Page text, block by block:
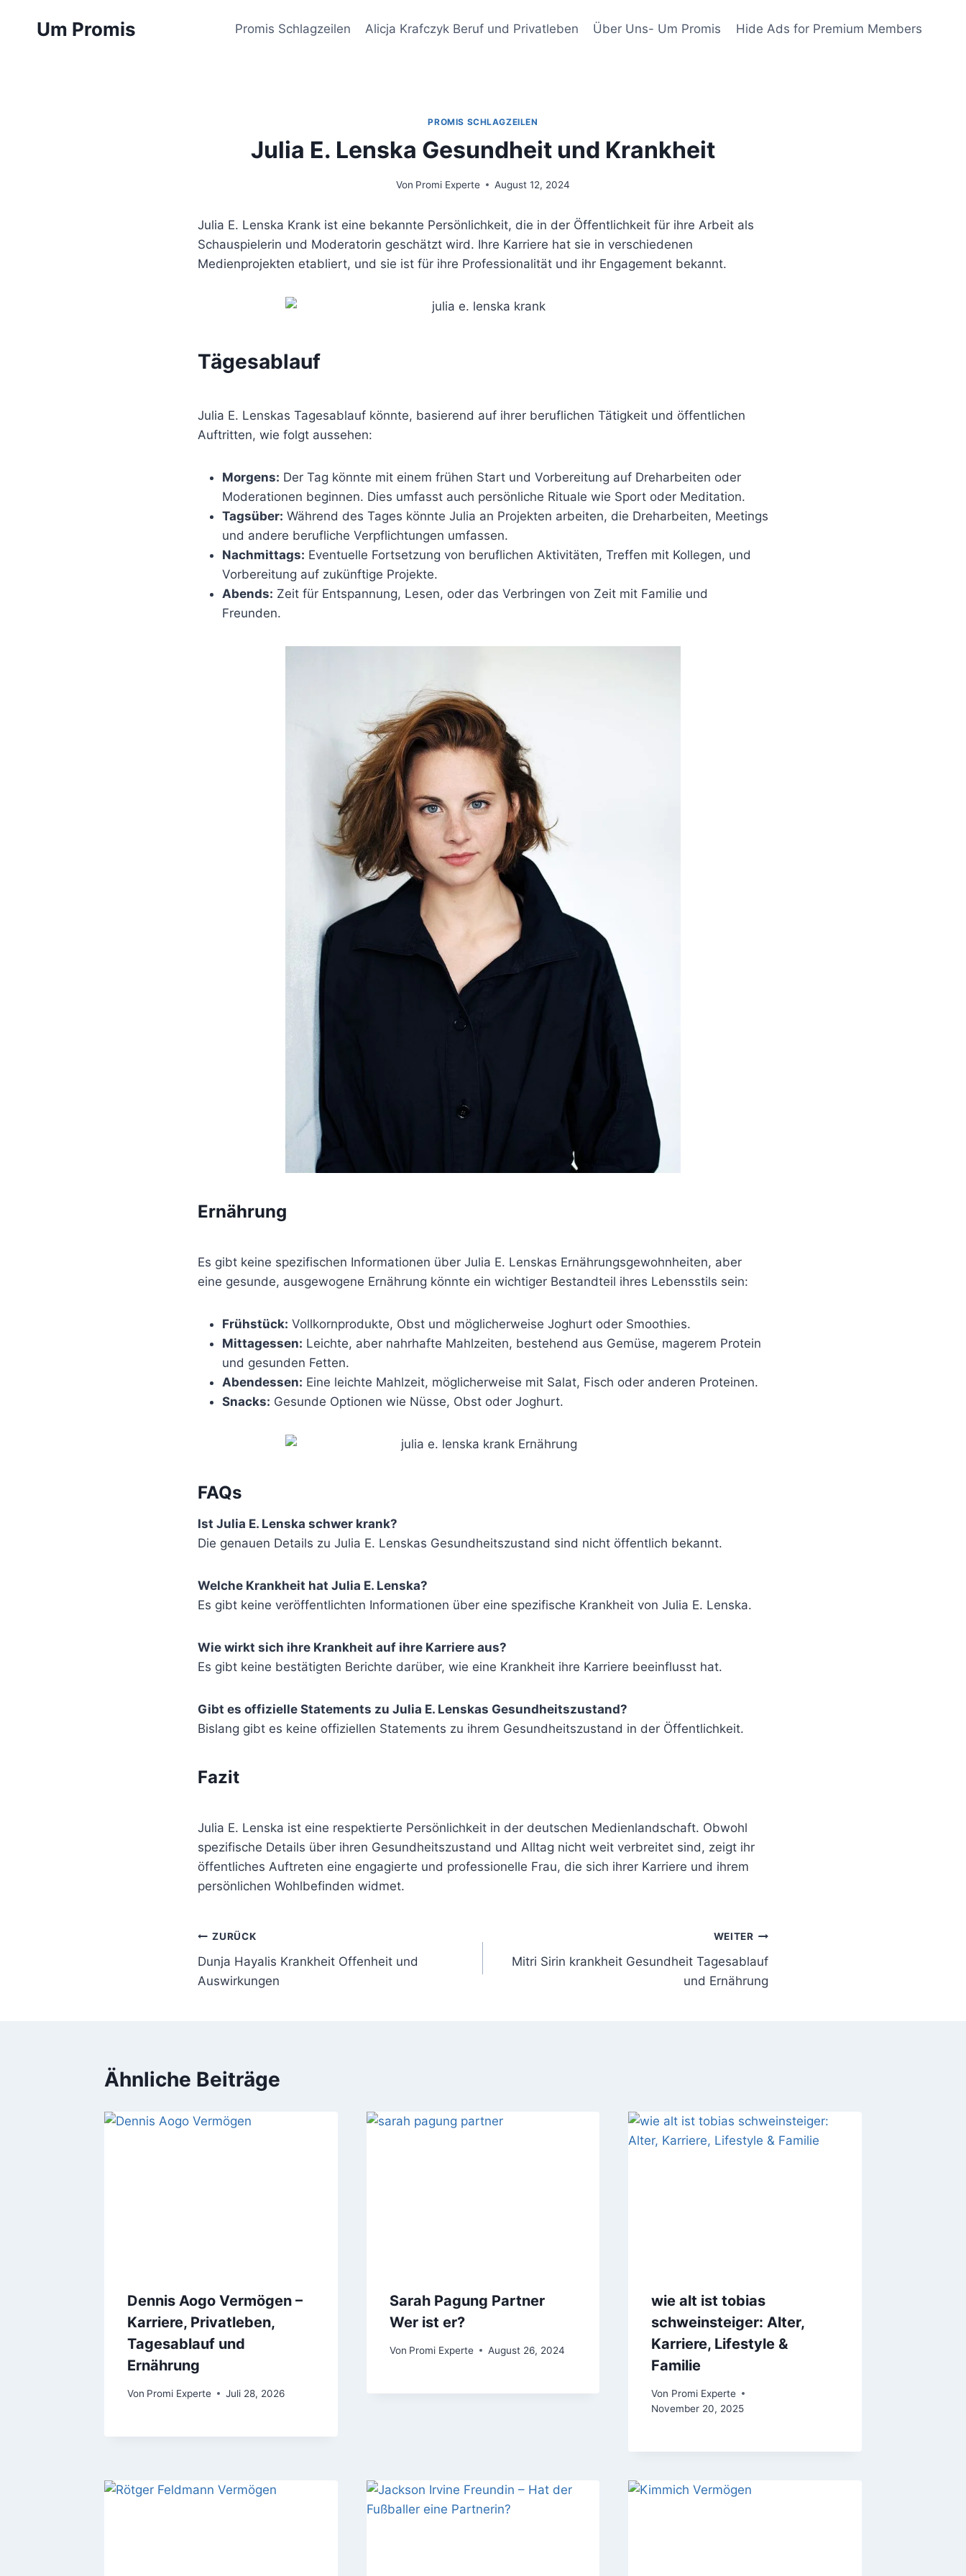
Um Promis Promis Schlagzeilen Alicja Krafczyk Beruf und Privatleben Über Uns- Um Promis Hide Ads for Premium Members
PROMIS SCHLAGZEILEN
Julia E. Lenska Gesundheit und Krankheit
Von Promi Experte August 12, 2024
Julia E. Lenska Krank ist eine bekannte Persönlichkeit, die in der Öffentlichkeit für ihre Arbeit als
Schauspielerin und Moderatorin geschätzt wird. Ihre Karriere hat sie in verschiedenen
Medienprojekten etabliert, und sie ist für ihre Professionalität und ihr Engagement bekannt.
Tägesablauf
Julia E. Lenskas Tagesablauf könnte, basierend auf ihrer beruflichen Tätigkeit und öffentlichen
Auftritten, wie folgt aussehen:
Morgens: Der Tag könnte mit einem frühen Start und Vorbereitung auf Dreharbeiten oder
Moderationen beginnen. Dies umfasst auch persönliche Rituale wie Sport oder Meditation.
Tagsüber: Während des Tages könnte Julia an Projekten arbeiten, die Dreharbeiten, Meetings
und andere berufliche Verpflichtungen umfassen.
Nachmittags: Eventuelle Fortsetzung von beruflichen Aktivitäten, Treffen mit Kollegen, und
Vorbereitung auf zukünftige Projekte.
Abends: Zeit für Entspannung, Lesen, oder das Verbringen von Zeit mit Familie und
Freunden.
Ernährung
Es gibt keine spezifischen Informationen über Julia E. Lenskas Ernährungsgewohnheiten, aber
eine gesunde, ausgewogene Ernährung könnte ein wichtiger Bestandteil ihres Lebensstils sein:
Frühstück: Vollkornprodukte, Obst und möglicherweise Joghurt oder Smoothies.
Mittagessen: Leichte, aber nahrhafte Mahlzeiten, bestehend aus Gemüse, magerem Protein
und gesunden Fetten.
Abendessen: Eine leichte Mahlzeit, möglicherweise mit Salat, Fisch oder anderen Proteinen.
Snacks: Gesunde Optionen wie Nüsse, Obst oder Joghurt.
FAQs
Ist Julia E. Lenska schwer krank?
Die genauen Details zu Julia E. Lenskas Gesundheitszustand sind nicht öffentlich bekannt.
Welche Krankheit hat Julia E. Lenska?
Es gibt keine veröffentlichten Informationen über eine spezifische Krankheit von Julia E. Lenska.
Wie wirkt sich ihre Krankheit auf ihre Karriere aus?
Es gibt keine bestätigten Berichte darüber, wie eine Krankheit ihre Karriere beeinflusst hat.
Gibt es offizielle Statements zu Julia E. Lenskas Gesundheitszustand?
Bislang gibt es keine offiziellen Statements zu ihrem Gesundheitszustand in der Öffentlichkeit.
Fazit
Julia E. Lenska ist eine respektierte Persönlichkeit in der deutschen Medienlandschaft. Obwohl
spezifische Details über ihren Gesundheitszustand und Alltag nicht weit verbreitet sind, zeigt ihr
öffentliches Auftreten eine engagierte und professionelle Frau, die sich ihrer Karriere und ihrem
persönlichen Wohlbefinden widmet.
Beitragsnavigation
ZURÜCK
Dunja Hayalis Krankheit Offenheit und
Auswirkungen
WEITER
Mitri Sirin krankheit Gesundheit Tagesablauf
und Ernährung
Ähnliche Beiträge
Dennis Aogo Vermögen –
Karriere, Privatleben,
Tagesablauf und
Ernährung
Von Promi Experte Juli 28, 2026
Sarah Pagung Partner
Wer ist er?
Von Promi Experte August 26, 2024
wie alt ist tobias
schweinsteiger: Alter,
Karriere, Lifestyle &
Familie
Von Promi Experte
November 20, 2025